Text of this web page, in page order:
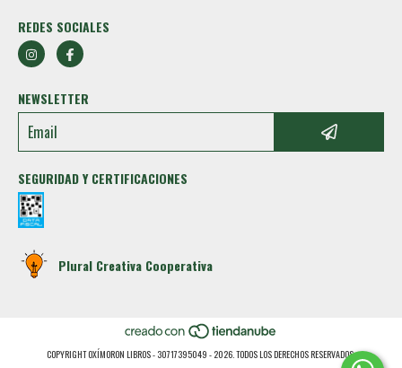
REDES SOCIALES
NEWSLETTER
SEGURIDAD Y CERTIFICACIONES
Plural Creativa Cooperativa
COPYRIGHT OXÍMORON LIBROS - 30717395049 - 2026. TODOS LOS DERECHOS RESERVADOS.